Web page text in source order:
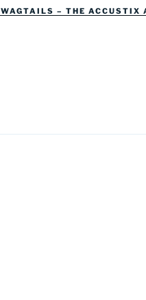
– THE ACCUSTIX